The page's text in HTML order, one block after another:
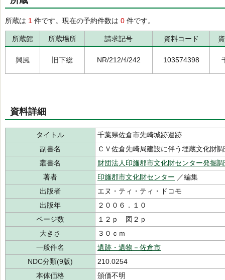
所蔵は 1 件です。現在の予約件数は 0 件です。
所蔵館 所蔵場所 請求記号 資料コード
興風 旧下総 NR/212/ｲ/242 103574398
資料詳細
タイトル
千葉県佐倉市先崎城跡遺跡
副書名
ＣＶ佐倉先崎局建設に伴う埋蔵文化財
叢書名
財団法人印旛郡市文化財センター発掘
著者
印旛郡市文化財センター ／編集
出版者
エヌ・ティ・ティ・ドコモ
出版年
２００６．１０
ページ数
１２ｐ 図２ｐ
大きさ
３０ｃｍ
一般件名
遺跡・遺物－佐倉市
NDC分類(9版)
210.0254
本体価格
頒価不明